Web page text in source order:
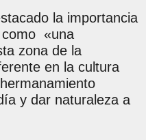
la importancia
como «una
zona de la
en la cultura
y dar naturaleza a